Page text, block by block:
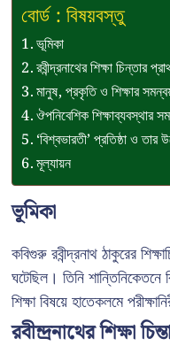
বোর্ড : বিষয়বস্তু
ভূমিকা
রবীন্দ্রনাথের শিক্ষা চিন্তার
মানুষ, প্রকৃতি ও শিক্ষার
ঔপনিবেশিক শিক্ষাব্যবস্থার
‘বিশ্বভারতী’ প্রতিষ্ঠা ও তার
মূল্যায়ন
ভূমিকা
কবিগুরু রবীন্দ্রনাথ ঠাকুরের
ঘটেছিল। তিনি
শিক্ষা বিষয়ে হাতেকলমে
রবীন্দ্রনাথের শিক্ষা